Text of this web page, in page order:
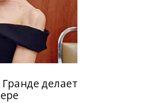
делает